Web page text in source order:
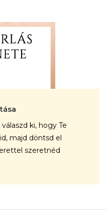
ki, hogy Te
majd döntsd el
szeretnéd